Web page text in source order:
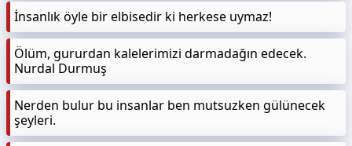
İnsanlık öyle bir elbisedir ki herkese uymaz!
Ölüm, gururdan kalelerimizi darmadağın edecek.
Nurdal Durmuş
Nerden bulur bu insanlar ben mutsuzken gülünecek
şeyleri.